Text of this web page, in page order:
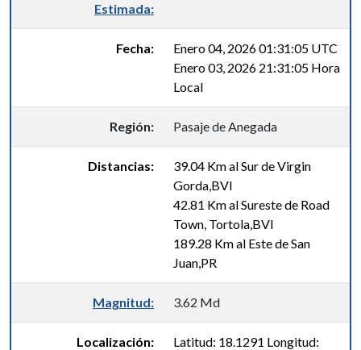
Estimada:
Fecha:
Enero 04, 2026 01:31:05 UTC
Enero 03, 2026 21:31:05 Hora
Local
Región: Pasaje de Anegada
Distancias:
39.04 Km al Sur de Virgin
Gorda,BVI
42.81 Km al Sureste de Road
Town, Tortola,BVI
189.28 Km al Este de San
Juan,PR
Magnitud: 3.62 Md
Localización:
Latitud: 18.1291 Longitud: